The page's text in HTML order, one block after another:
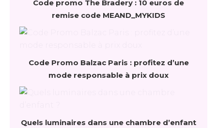
Code promo The Bradery : 10 euros de
remise code MEAND_MYKIDS
Code Promo Balzac Paris : profitez d’une
mode responsable à prix doux
Quels luminaires dans une chambre d’enfant